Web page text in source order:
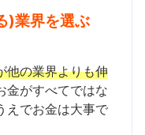
)業界を選ぶ
他の業界よりも伸
金がすべてではな
えでお金は大事で